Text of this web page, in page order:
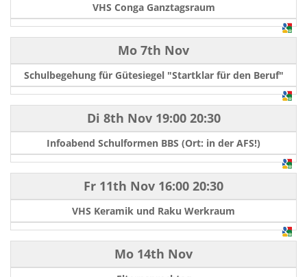
VHS Conga Ganztagsraum
Mo 7th Nov
Schulbegehung für Gütesiegel "Startklar für den Beruf"
Di 8th Nov19:00 20:30
Infoabend Schulformen BBS (Ort: in der AFS!)
Fr 11th Nov 16:00 20:30
VHS Keramik und Raku Werkraum
Mo 14th Nov